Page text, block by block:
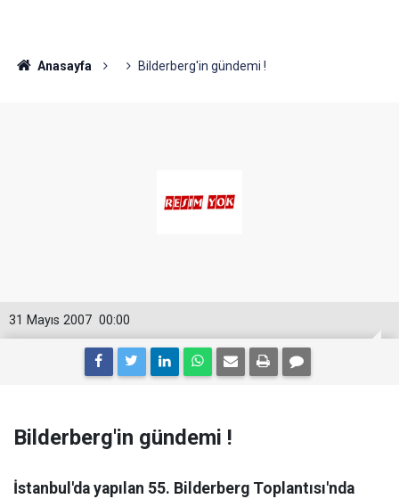
Anasayfa Bilderberg'in gündemi !
00:00
31 Mayıs 2007
Bilderberg'in gündemi !
İstanbul'da yapılan 55. Bilderberg Toplantısı'nda